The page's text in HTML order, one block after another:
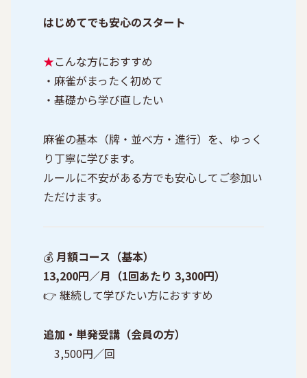
はじめてでも安心のスタート
★こんな方におすすめ
・麻雀がまったく初めて
・基礎から学び直したい
麻雀の基本（牌・並べ方・進行）を、ゆっく
り丁寧に学びます。
ルールに不安がある方でも安心してご参加い
ただけます。
💰月額コース（基本）
13,200円／月（1回あたり 3,300円）
👉 継続して学びたい方におすすめ
追加・単発受講（会員の方）
3,500円／回